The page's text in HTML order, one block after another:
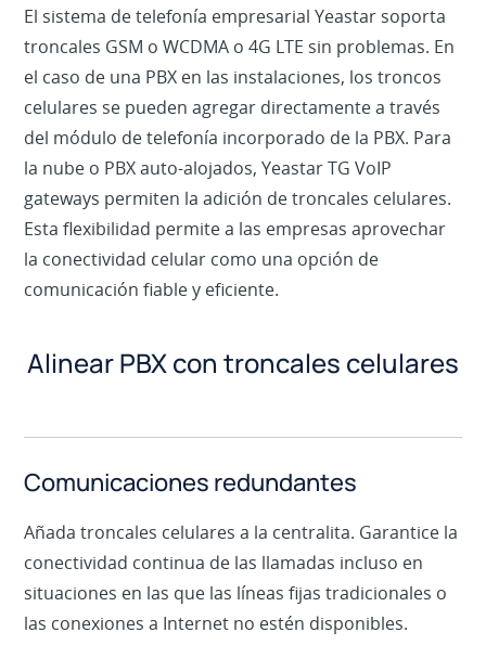
El sistema de telefonía empresarial Yeastar soporta
troncales GSM o WCDMA o 4G LTE sin problemas. En
el caso de una PBX en las instalaciones, los troncos
celulares se pueden agregar directamente a través
del módulo de telefonía incorporado de la PBX. Para
la nube o PBX auto-alojados, Yeastar TG VoIP
gateways permiten la adición de troncales celulares.
Esta flexibilidad permite a las empresas aprovechar
la conectividad celular como una opción de
comunicación fiable y eficiente.
Alinear PBX con troncales celulares
Comunicaciones redundantes
Añada troncales celulares a la centralita. Garantice la
conectividad continua de las llamadas incluso en
situaciones en las que las líneas fijas tradicionales o
las conexiones a Internet no estén disponibles.